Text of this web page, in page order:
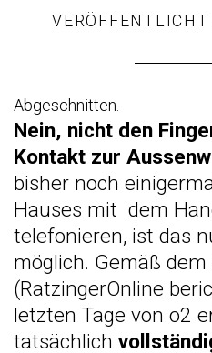
VERÖFFENTLICHT
Abgeschnitten.
Nein, nicht den
Kontakt zur
bisher noch
Hauses mit dem
telefonieren, ist das
möglich. Gemäß dem
(RatzingerOnline
letzten Tage von o2
tatsächlich